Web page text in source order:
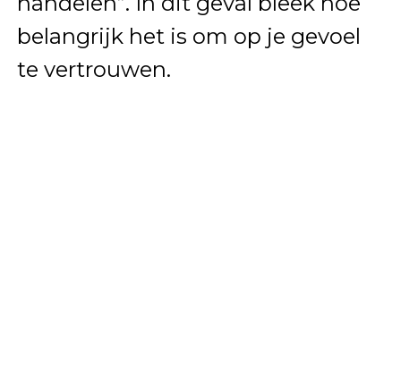
belangrijk het is om op je gevoel
te vertrouwen.